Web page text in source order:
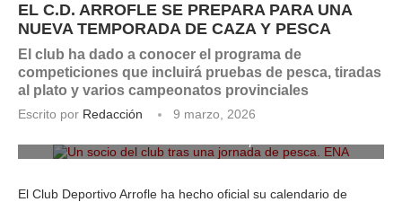
EL C.D. ARROFLE SE PREPARA PARA UNA
NUEVA TEMPORADA DE CAZA Y PESCA
El club ha dado a conocer el programa de
competiciones que incluirá pruebas de pesca, tiradas
al plato y varios campeonatos provinciales
Escrito por Redacción
9 marzo, 2026
El Club Deportivo Arrofle ha hecho oficial su calendario de